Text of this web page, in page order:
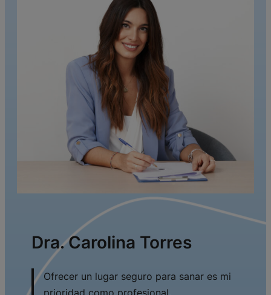
Dra. Carolina Torres
Ofrecer un lugar seguro para sanar es mi
prioridad como profesional.